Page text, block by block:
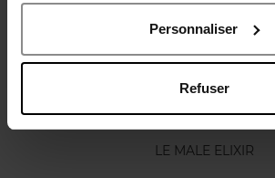
Personnaliser
Refuser
JEAN PAUL GAULTIER
LE MALE ELIXIR